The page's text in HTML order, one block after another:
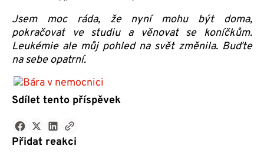
Jsem moc ráda, že nyní mohu být doma,
pokračovat ve studiu a věnovat se koníčkům.
Leukémie ale můj pohled na svět změnila. Buďte
na sebe opatrní.
Sdílet tento příspěvek
Přidat reakci